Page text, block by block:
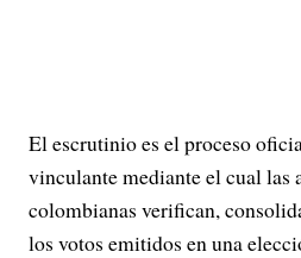
El escrutinio es el proceso
vinculante mediante el cual las
colombianas verifican,
los votos emitidos en una